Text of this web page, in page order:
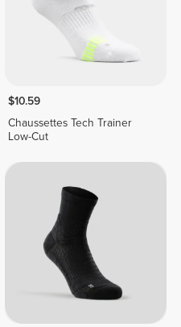
$10.59
Chaussettes Tech Trainer
Low-Cut